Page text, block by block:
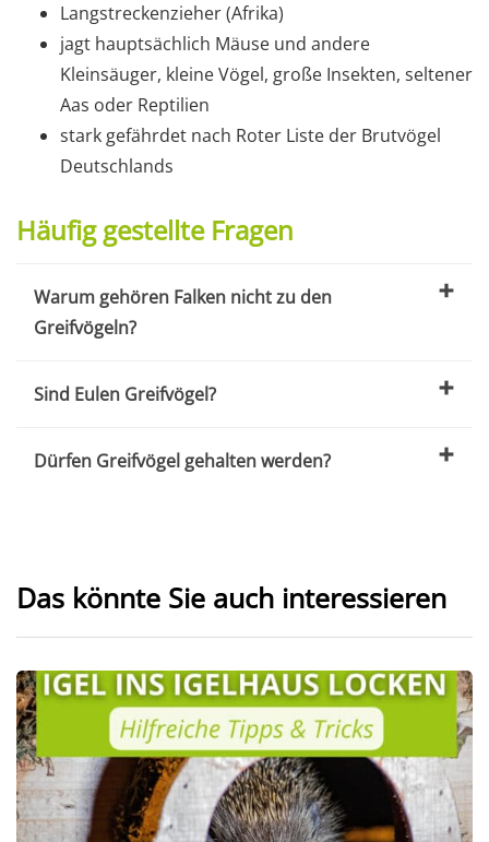
Langstreckenzieher (Afrika)
jagt hauptsächlich Mäuse und andere
Kleinsäuger, kleine Vögel, große Insekten, seltener
Aas oder Reptilien
stark gefährdet nach Roter Liste der Brutvögel
Deutschlands
Häufig gestellte Fragen
Warum gehören Falken nicht zu den
Greifvögeln?
Sind Eulen Greifvögel?
Dürfen Greifvögel gehalten werden?
Das könnte Sie auch interessieren